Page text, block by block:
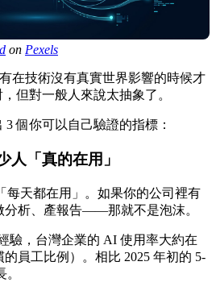
on Pexels
在技術沒有真實世界影響的時候才
但對一般人來說太抽象了。
個你可以自己驗證的指標：
人「真的在用」
每天都在用」。如果你的公司裡有
分析、產報告——那就不是泡沫。
驗，台灣企業的 AI 使用率大約在
的員工比例）。相比 2025 年初的 5-